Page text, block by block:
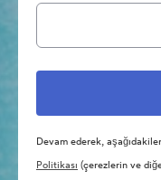
Devam ederek,
Politikası (çerezlerin ve